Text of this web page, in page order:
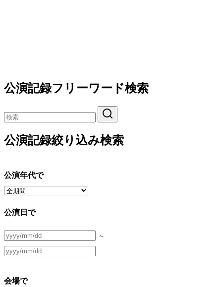
公演記録フリーワード検索
公演記録絞り込み検索
公演年代で
公演日で
～
会場で